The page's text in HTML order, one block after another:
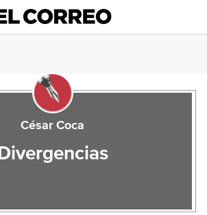
César Coca
Divergencias